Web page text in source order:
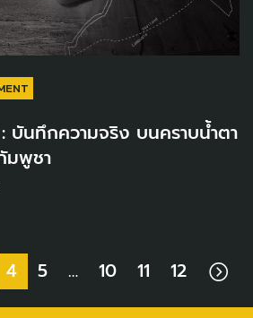
บันทึกความจริง บนคราบน้ำตา
พูชา
4 5 … 10 11 12